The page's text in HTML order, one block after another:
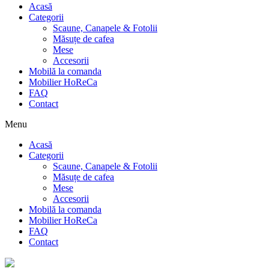
Acasă
Categorii
Scaune, Canapele & Fotolii
Măsuțe de cafea
Mese
Accesorii
Mobilă la comanda
Mobilier HoReCa
FAQ
Contact
Menu
Acasă
Categorii
Scaune, Canapele & Fotolii
Măsuțe de cafea
Mese
Accesorii
Mobilă la comanda
Mobilier HoReCa
FAQ
Contact